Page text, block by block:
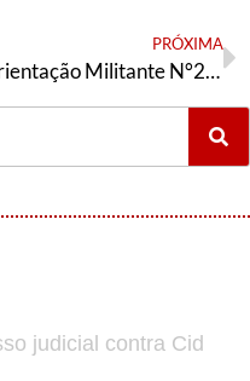
PRÓXIMA
Orientação Militante N°291 ( 11 de agosto de 2021)
judicial contra Cid